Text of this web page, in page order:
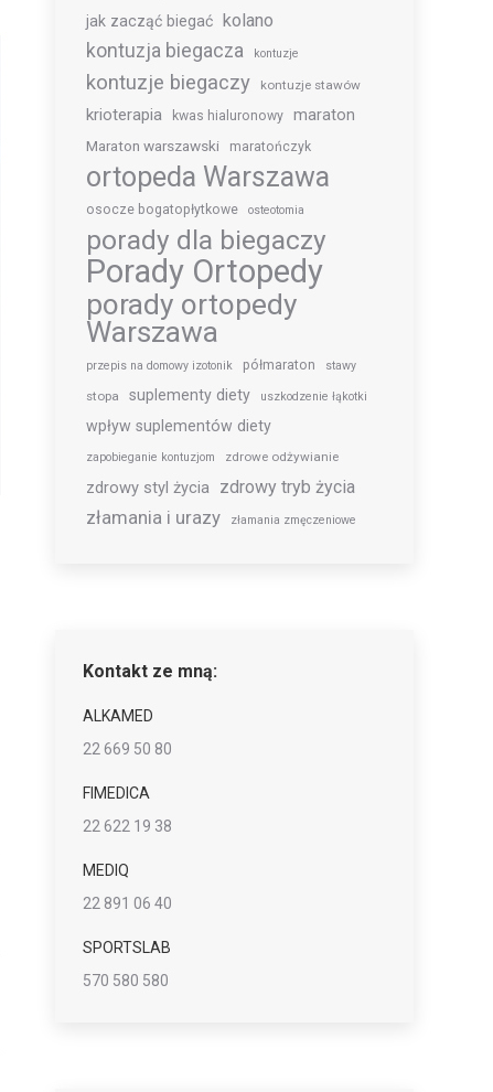
jak zacząć biegać kolano
kontuzja biegacza kontuzje
kontuzje biegaczy kontuzje stawów
krioterapia kwas hialuronowy maraton
Maraton warszawski maratończyk
ortopeda Warszawa
osocze bogatopłytkowe osteotomia
porady dla biegaczy
Porady Ortopedy
porady ortopedy
Warszawa
przepis na domowy izotonik półmaraton stawy
stopa suplementy diety uszkodzenie łąkotki
wpływ suplementów diety
zapobieganie kontuzjom zdrowe odżywianie
zdrowy styl życia zdrowy tryb życia
złamania i urazy złamania zmęczeniowe
Kontakt ze mną:
ALKAMED
22 669 50 80
FIMEDICA
22 622 19 38
MEDIQ
22 891 06 40
SPORTSLAB
570 580 580